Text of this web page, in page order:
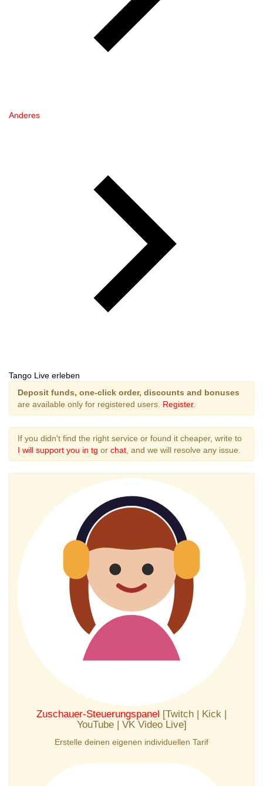
Anderes
Tango Live erleben
Deposit funds, one-click order, discounts and bonuses
are available only for registered users. Register.
If you didn't find the right service or found it cheaper, write to
I will support you in tg or chat , and we will resolve any issue.
Zuschauer-Steuerungspanel [Twitch | Kick |
YouTube | VK Video Live]
Erstelle deinen eigenen individuellen Tarif